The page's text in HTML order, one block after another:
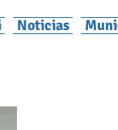
Noticias